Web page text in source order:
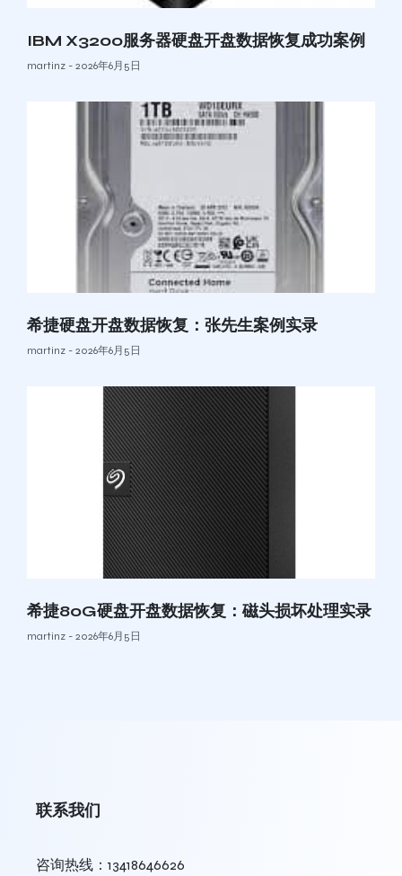
IBM X3200服务器硬盘开盘数据恢复成功案例
martinz 2026年6月5日
希捷硬盘开盘数据恢复：张先生案例实录
martinz 2026年6月5日
希捷80G硬盘开盘数据恢复：磁头损坏处理实录
martinz 2026年6月5日
联系我们
咨询热线：13418646626